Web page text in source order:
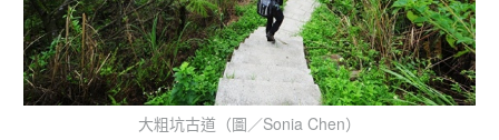
大粗坑古道（圖／Sonia Chen）